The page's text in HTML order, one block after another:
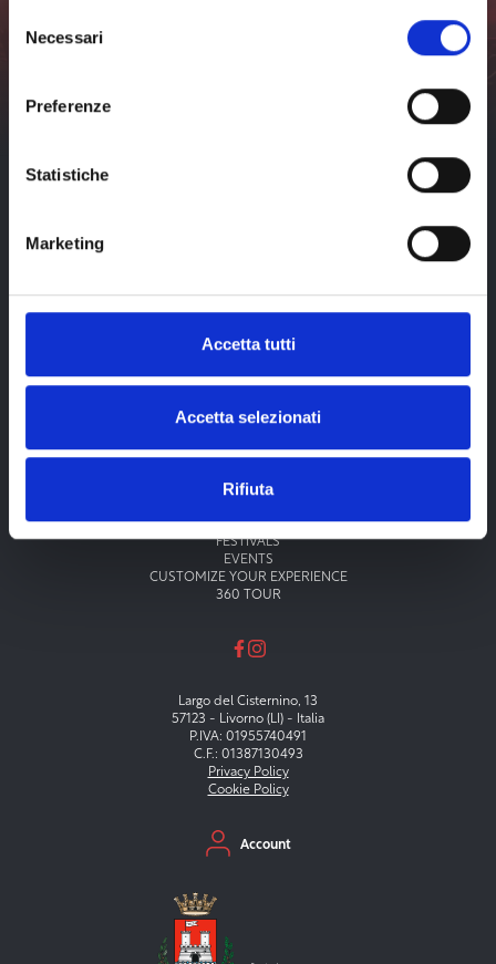
delNecessari
Preferenze
Statistiche
Marketing
Accetta tutti
Accetta selezionati
Rifiuta
Subscribe
Menu principaleMUSEUMS
FESTIVALS
EVENTS
CUSTOMIZE YOUR EXPERIENCE
360 TOUR
Largo del Cisternino, 13
57123 - Livorno (LI) - Italia
P.IVA: 01955740491
C.F.: 01387130493
Privacy Policy
Cookie Policy
Menu secondario
Account